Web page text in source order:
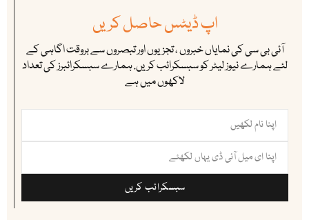
اپ ڈیٹس حاصل کریں
آئی بی سی کی نمایاں خبروں ، تجزیوں اور تبصروں سے بروقت اگاہی کے
لئے ہمارے نیوز لیٹر کو سبسکرائب کریں. ہمارے سبسکرائبرز کی تعداد
لاکھوں میں ہے
سبسکرائب کریں